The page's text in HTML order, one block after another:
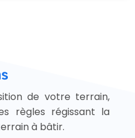
de votre terrain,
règles régissant la
à bâtir.